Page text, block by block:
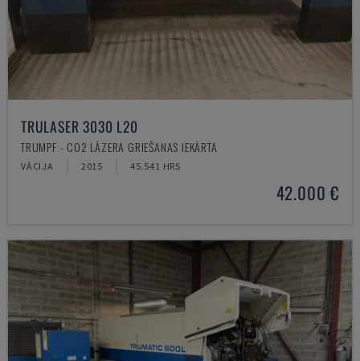
TRULASER 3030 L20
TRUMPF - CO2 LĀZERA GRIEŠANAS IEKĀRTA
VĀCIJA 2015 45.541 HRS
42.000 €